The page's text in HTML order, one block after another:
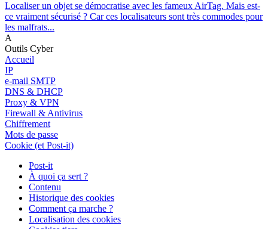
Localiser un objet se démocratise avec les fameux AirTag. Mais est-
ce vraiment sécurisé ? Car ces localisateurs sont très commodes pour
les malfrats...
A
Outils Cyber
Accueil
IP
e-mail SMTP
DNS & DHCP
Proxy & VPN
Firewall & Antivirus
Chiffrement
Mots de passe
Cookie (et Post-it)
Post-it
À quoi ça sert ?
Contenu
Historique des cookies
Comment ça marche ?
Localisation des cookies